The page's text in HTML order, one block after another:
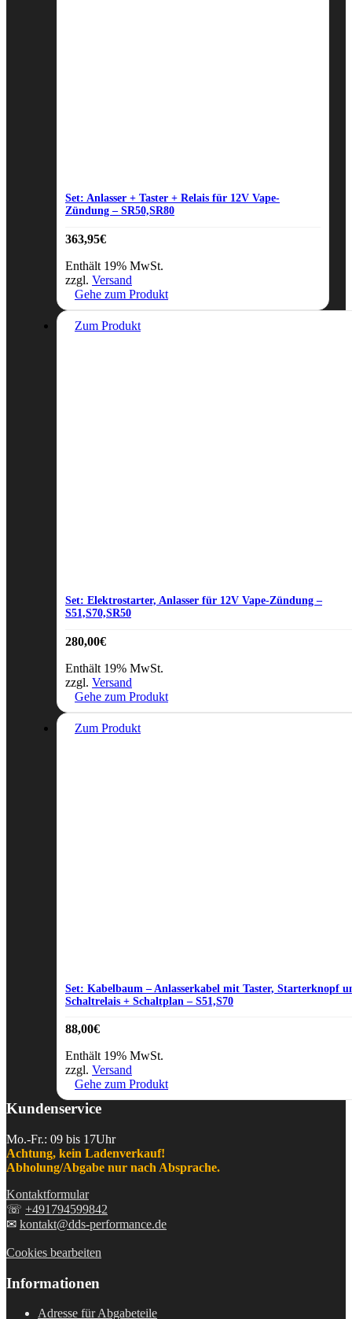
Set: Anlasser + Taster + Relais für 12V Vape-
Zündung – SR50,SR80
363,95€
Enthält 19% MwSt.
zzgl. Versand
Gehe zum Produkt
Zum Produkt
Set: Elektrostarter, Anlasser für 12V Vape-Zündung –
S51,S70,SR50
280,00€
Enthält 19% MwSt.
zzgl. Versand
Gehe zum Produkt
Zum Produkt
Set: Kabelbaum – Anlasserkabel mit Taster, Starterknopf
Schaltrelais + Schaltplan – S51,S70
88,00€
Enthält 19% MwSt.
zzgl. Versand
Gehe zum Produkt
Kundenservice
Mo.-Fr.: 09 bis 17Uhr
Achtung, kein Ladenverkauf!
Abholung/Abgabe nur nach Absprache.
Kontaktformular
☏ +491794599842
✉ kontakt@dds-performance.de
Cookies bearbeiten
Informationen
Adresse für Abgabeteile